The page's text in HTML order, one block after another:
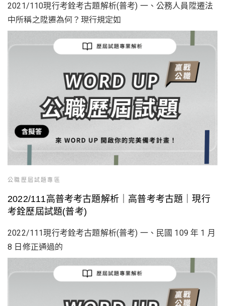
2021/110現行考銓考古題解析(普考) 一、公務人員陞遷法
中所稱之陞遷為何？現行規定如
公職歷屆試題專區
2022/111高普考考古題解析｜高普考考古題｜現行
考銓歷屆試題(普考)
2022/111現行考銓考古題解析(普考) 一、民國 109 年 1 月
8 日修正通過的